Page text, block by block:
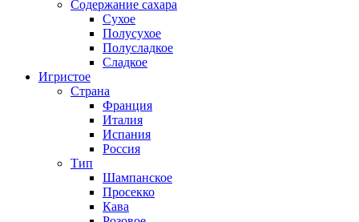
Содержание сахара
Сухое
Полусухое
Полусладкое
Сладкое
Игристое
Страна
Франция
Италия
Испания
Россия
Тип
Шампанское
Просекко
Кава